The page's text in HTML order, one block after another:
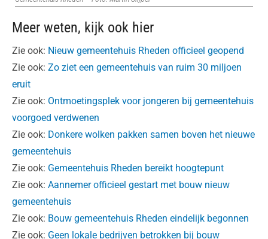
Meer weten, kijk ook hier
Zie ook: Nieuw gemeentehuis Rheden officieel geopend
Zie ook: Zo ziet een gemeentehuis van ruim 30 miljoen
eruit
Zie ook: Ontmoetingsplek voor jongeren bij gemeentehuis
voorgoed verdwenen
Zie ook: Donkere wolken pakken samen boven het nieuwe
gemeentehuis
Zie ook: Gemeentehuis Rheden bereikt hoogtepunt
Zie ook: Aannemer officieel gestart met bouw nieuw
gemeentehuis
Zie ook: Bouw gemeentehuis Rheden eindelijk begonnen
Zie ook: Geen lokale bedrijven betrokken bij bouw